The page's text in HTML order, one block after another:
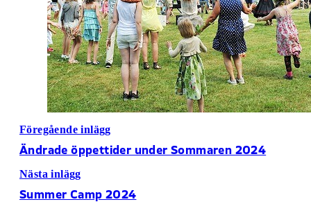
Föregående inlägg
Ändrade öppettider under Sommaren 2024
Nästa inlägg
Summer Camp 2024